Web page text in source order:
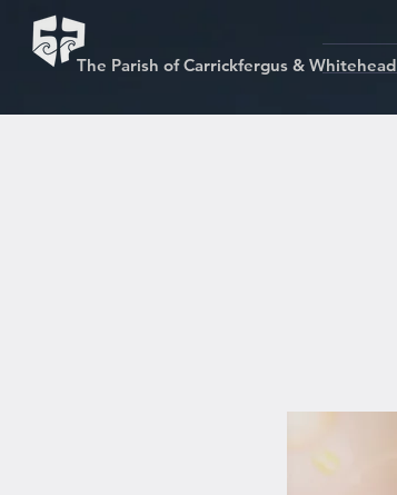
The Parish of Carrickfergus & Whitehead